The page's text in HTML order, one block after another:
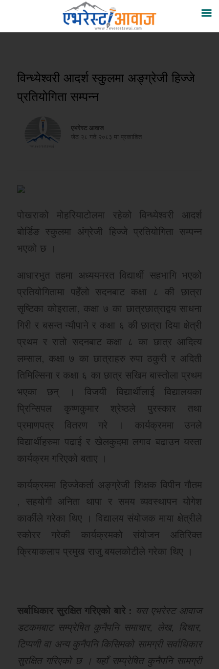
विन्ध्येश्वरी आदर्श स्कुलमा अङ्ग्रेजी हिज्जे
प्रतियोगिता सम्पन्न
एभरेस्ट आवाज
जेठ २८ गते २०८३ मा प्रकाशित
पोखराको मोहरियाटोलमा रहेको विन्ध्येश्वरी आदर्श
बोर्डिङ स्कुलमा अंग्रेजी हिज्जे प्रतियोगिता सम्पन्न
भएको छ ।
आधारभुत तहमा अध्ययनरत विद्यार्थी सहभागि भएको
प्रतियोगितामा पहेँलो सदनबाट कक्षा ८ की छात्रा
सृष्टिका कोइराला, कक्षा ७ का छात्रछात्राद्वय साधना
गिरी र बसन्त न्यौपाने र कक्षा ६ की छात्रा दिया क्षेत्री
प्रथम र रातो सदनबाट कक्षा ८ का छात्र आदित्य
लम्साल, कक्षा ७ का छात्राहरु रुपा ठकुरी र अदिती
तिमिल्सिना र कक्षा ६ का छात्र सखिम बास्तोला प्रथम
भएका छन् । विजयी विद्यार्थीलाई विद्यालयका
प्रिन्सिपल कृष्णकुमार श्रेष्ठले पुरस्कार तथा
प्रमाणपत्र वितरण गरे । कार्यक्रममा उनले
विद्यार्थीहरुमा पढाई र खेलकुदमा लगाव बढाउन यस्ता
कार्यक्रम गरिएको बताए ।
कार्यक्रममा हिज्जेकर्ता अङ्ग्रेजी शिक्षक विपीन गौतम
, सहयोगी अनिता थापा र समय व्यवस्थापन योगेश
कार्कीले गरेका थिए । विद्यालय संयोजक माया क्षेत्रीले
स्कोरर गरेकी कार्यक्रमको संयोजन अतिरिक्त
क्रियाकलाप प्रमुख राजु बयलकोटीले गरेका थिए ।
सर्बाधिकार सुरक्षित गरिएको बारे : यस एभरेस्ट आवाज
डटकमबाट सम्प्रेषित कुनैपनि समाचार, लेख, बिचार,
टिप्पणी वा अन्य कुनैपनि किसिमको सामग्री सर्वाधिकार
सुरक्षित गरिएको छ । यहाँ सम्प्रेषित कुनैपनि सामग्री